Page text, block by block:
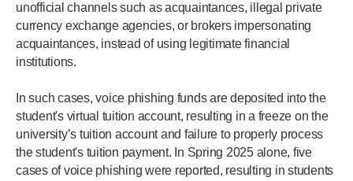
unofficial channels such as acquaintances, illegal private
currency exchange agencies, or brokers impersonating
acquaintances, instead of using legitimate financial
institutions.
In such cases, voice phishing funds are deposited into the
student's virtual tuition account, resulting in a freeze on the
university’s tuition account and failure to properly process
the student's tuition payment. In Spring 2025 alone, five
cases of voice phishing were reported, resulting in students